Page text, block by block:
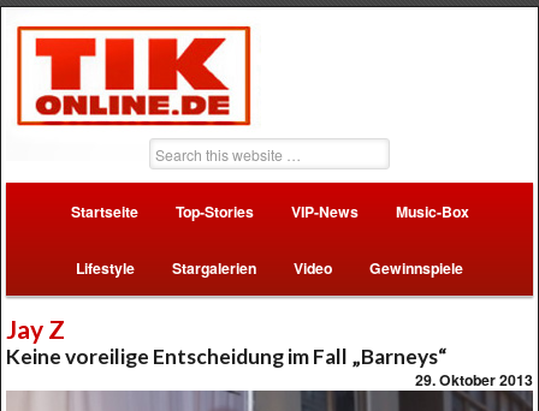
Startseite Top-Stories VIP-News Music-Box
Lifestyle Stargalerien Video Gewinnspiele
Jay Z
Keine voreilige Entscheidung im Fall „Barneys“
29. Oktober 2013